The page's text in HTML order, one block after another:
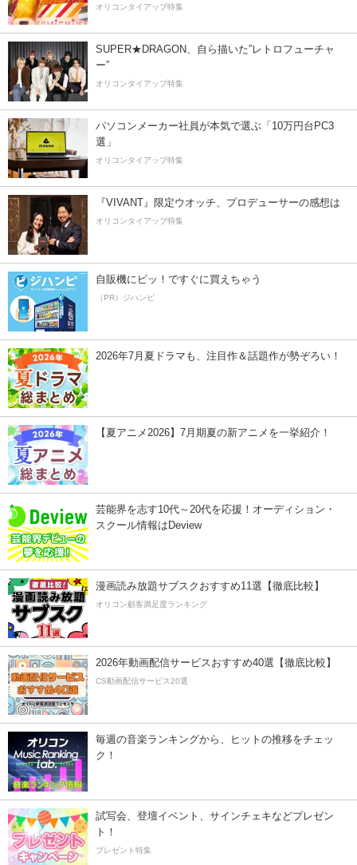
オリコンタイアップ特集
SUPER★DRAGON、自ら描いた”レトロフューチャ
ー”
オリコンタイアップ特集
パソコンメーカー社員が本気で選ぶ「10万円台PC3
選」
オリコンタイアップ特集
『VIVANT』限定ウオッチ、プロデューサーの感想は
オリコンタイアップ特集
自販機にピッ！ですぐに買えちゃう
（PR）ジハンピ
2026年7月夏ドラマも、注目作＆話題作が勢ぞろい！
【夏アニメ2026】7月期夏の新アニメを一挙紹介！
芸能界を志す10代～20代を応援！オーディション・
スクール情報はDeview
漫画読み放題サブスクおすすめ11選【徹底比較】
オリコン顧客満足度ランキング
2026年動画配信サービスおすすめ40選【徹底比較】
CS動画配信サービス20選
毎週の音楽ランキングから、ヒットの推移をチェッ
ク！
試写会、登壇イベント、サインチェキなどプレゼン
ト！
プレゼント特集